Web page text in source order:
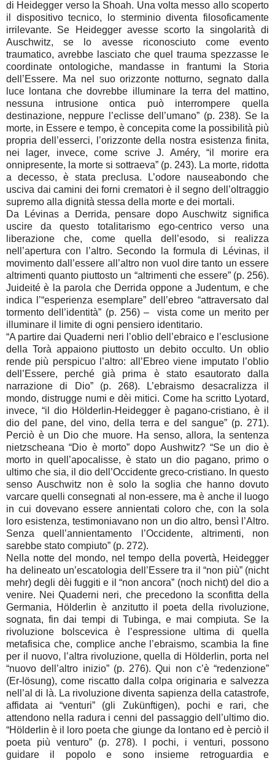
di Heidegger verso la Shoah. Una volta messo allo scoperto
il dispositivo tecnico, lo sterminio diventa filosoficamente
irrilevante. Se Heidegger avesse scorto la singolarità di
Auschwitz, se lo avesse riconosciuto come evento
traumatico, avrebbe lasciato che quel trauma spezzasse le
coordinate ontologiche, mandasse in frantumi la Storia
dell’Essere. Ma nel suo orizzonte notturno, segnato dalla
luce lontana che dovrebbe illuminare la terra del mattino,
nessuna intrusione ontica può interrompere quella
destinazione, neppure l’eclisse dell’umano” (p. 238). Se la
morte, in Essere e tempo, è concepita come la possibilità più
propria dell’esserci, l’orizzonte della nostra esistenza finita,
nei lager, invece, come scrive J. Améry, “il morire era
onnipresente, la morte si sottraeva” (p. 243). La morte, ridotta
a decesso, è stata preclusa. L’odore nauseabondo che
usciva dai camini dei forni crematori è il segno dell’oltraggio
supremo alla dignità stessa della morte e dei mortali.
Da Lévinas a Derrida, pensare dopo Auschwitz significa
uscire da questo totalitarismo ego-centrico verso una
liberazione che, come quella dell’esodo, si realizza
nell’apertura con l’altro. Secondo la formula di Lévinas, il
movimento dall’essere all’altro non vuol dire tanto un essere
altrimenti quanto piuttosto un “altrimenti che essere” (p. 256).
Juideité è la parola che Derrida oppone a Judentum, e che
indica l’“esperienza esemplare” dell’ebreo “attraversato dal
tormento dell’identità” (p. 256) – vista come un merito per
illuminare il limite di ogni pensiero identitario.
“A partire dai Quaderni neri l’oblio dell’ebraico e l’esclusione
della Torà appaiono piuttosto un debito occulto. Un oblio
rende più perspicuo l’altro: all’Ebreo viene imputato l’oblio
dell’Essere, perché già prima è stato esautorato dalla
narrazione di Dio” (p. 268). L’ebraismo desacralizza il
mondo, distrugge numi e dèi mitici. Come ha scritto Lyotard,
invece, “il dio Hölderlin-Heidegger è pagano-cristiano, è il
dio del pane, del vino, della terra e del sangue” (p. 271).
Perciò è un Dio che muore. Ha senso, allora, la sentenza
nietzscheana “Dio è morto” dopo Aushwitz? “Se un dio è
morto in quell’apocalisse, è stato un dio pagano, primo o
ultimo che sia, il dio dell’Occidente greco-cristiano. In questo
senso Auschwitz non è solo la soglia che hanno dovuto
varcare quelli consegnati al non-essere, ma è anche il luogo
in cui dovevano essere annientati coloro che, con la sola
loro esistenza, testimoniavano non un dio altro, bensì l’Altro.
Senza quell’annientamento l’Occidente, altrimenti, non
sarebbe stato compiuto” (p. 272).
Nella notte del mondo, nel tempo della povertà, Heidegger
ha delineato un’escatologia dell’Essere tra il “non più” (nicht
mehr) degli dèi fuggiti e il “non ancora” (noch nicht) del dio a
venire. Nei Quaderni neri, che precedono la sconfitta della
Germania, Hölderlin è anzitutto il poeta della rivoluzione,
sognata, fin dai tempi di Tubinga, e mai compiuta. Se la
rivoluzione bolscevica è l’espressione ultima di quella
metafisica che, complice anche l’ebraismo, scambia la fine
per il nuovo, l’altra rivoluzione, quella di Hölderlin, porta nel
“nuovo dell’altro inizio” (p. 276). Qui non c’è “redenzione”
(Er-lösung), come riscatto dalla colpa originaria e salvezza
nell’al di là. La rivoluzione diventa sapienza della catastrofe,
affidata ai “venturi” (gli Zukünftigen), pochi e rari, che
attendono nella radura i cenni del passaggio dell’ultimo dio.
“Hölderlin è il loro poeta che giunge da lontano ed è perciò il
poeta più venturo” (p. 278). I pochi, i venturi, possono
guidare il popolo e sono insieme retroguardia e